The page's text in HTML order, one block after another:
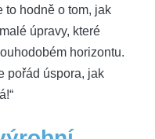
to ​hodně o tom, jak
úpravy, které
horizontu.‌
pořád ​úspora, jak⁢